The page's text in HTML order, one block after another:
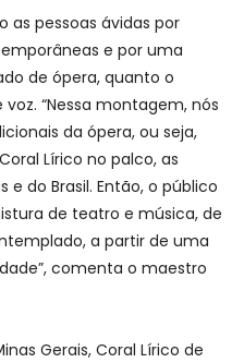
pessoas ávidas por
e por uma
de ópera, quanto o
“Nessa montagem, nós
da ópera, ou seja,
Lírico no palco, as
e do Brasil. Então, o público
de teatro e música, de
a partir de uma
comenta o maestro
Gerais, Coral Lírico de